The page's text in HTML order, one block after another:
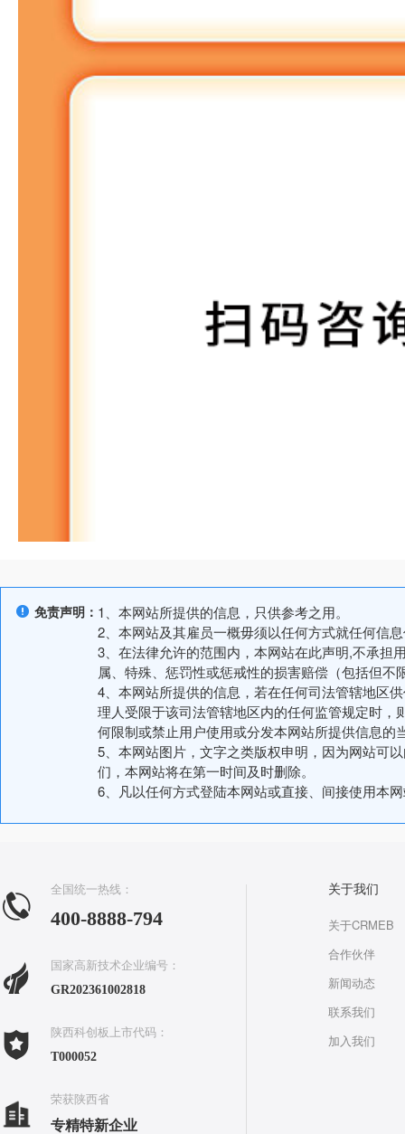
免责声明： 1、本网站所提供的信息，只供参考之用。
2、本网站及其雇员一概毋须以任何方式就任何信
3、在法律允许的范围内，本网站在此声明,不承担
属、特殊、惩罚性或惩戒性的损害赔偿（包括但
4、本网站所提供的信息，若在任何司法管辖地区
理人受限于该司法管辖地区内的任何监管规定时
何限制或禁止用户使用或分发本网站所提供信息的
5、本网站图片，文字之类版权申明，因为网站可
们，本网站将在第一时间及时删除。
6、凡以任何方式登陆本网站或直接、间接使用本
全国统一热线：
400-8888-794
国家高新技术企业编号：
GR202361002818
陕西科创板上市代码：
T000052
荣获陕西省
专精特新企业
关于我们
关于CRMEB
合作伙伴
新闻动态
联系我们
加入我们